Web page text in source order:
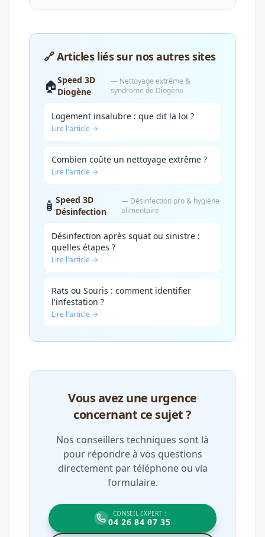
🔗 Articles liés sur nos autres sites
🏠Speed 3D
Diogène
— Nettoyage extrême &
syndrome de Diogène
Logement insalubre : que dit la loi ?
Lire l'article →
Combien coûte un nettoyage extrême ?
Lire l'article →
🧴 Speed 3D
Désinfection
— Désinfection pro & hygiène
alimentaire
Désinfection après squat ou sinistre :
quelles étapes ?
Lire l'article →
Rats ou Souris : comment identifier
l'infestation ?
Lire l'article →
Vous avez une urgence
concernant ce sujet ?
Nos conseillers techniques sont là
pour répondre à vos questions
directement par téléphone ou via
formulaire.
CONSEIL EXPERT :
04 26 84 07 35